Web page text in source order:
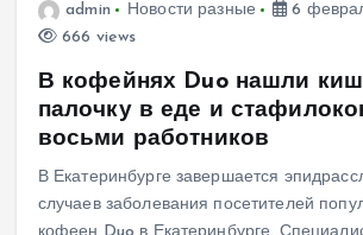
admin Новости разные
6
666 views
В кофейнях Duo нашли
палочку в еде и
восьми работников
В Екатеринбурге завершается
случаев заболевания посетителей